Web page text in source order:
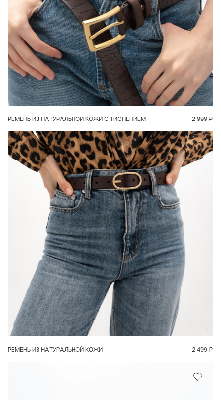
В КОРЗИНУ
РЕМЕНЬ ИЗ НАТУРАЛЬНОЙ КОЖИ С ТИСНЕНИЕМ 2 999 ₽
В КОРЗИНУ
РЕМЕНЬ ИЗ НАТУРАЛЬНОЙ КОЖИ 2 499 ₽